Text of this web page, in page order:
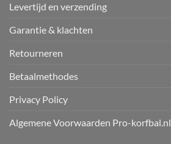
Levertijd en verzending
Garantie & klachten
Retourneren
Betaalmethodes
Privacy Policy
Algemene Voorwaarden Pro-korfbal.nl